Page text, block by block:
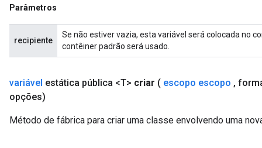
Parâmetros
recipiente
Se não estiver vazia, esta variável será colocada no
contêiner padrão será usado.
variável estática pública <T> criar ( escopo escopo ,
opções)
Método de fábrica para criar uma classe envolvendo uma